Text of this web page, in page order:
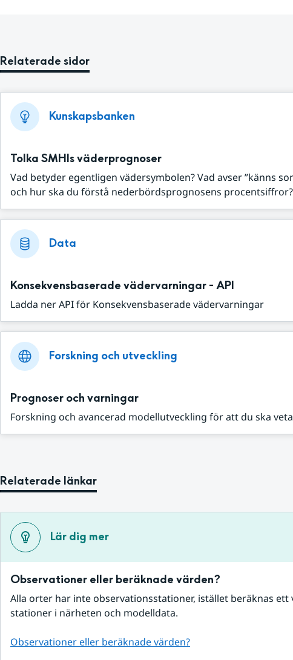
Relaterade sidor
Kunskapsbanken
Tolka SMHIs väderprognoser
Vad betyder egentligen vädersymbolen? Vad avser ”känns
och hur ska du förstå nederbördsprognosens procentsiffror?
Data
Konsekvensbaserade vädervarningar - API
Ladda ner API för Konsekvensbaserade vädervarningar
Forskning och utveckling
Prognoser och varningar
Forskning och avancerad modellutveckling för att du ska
Relaterade länkar
Lär dig mer
Observationer eller beräknade värden?
Alla orter har inte observationsstationer, istället beräknas ett
stationer i närheten och modelldata.
Observationer eller beräknade värden?